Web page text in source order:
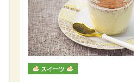
スイーツ